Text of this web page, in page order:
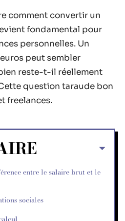
comment convertir un
fondamental pour
personnelles. Un
peut sembler
reste-t-il réellement
question taraude bon
freelances.
entre le salaire brut et le
sociales